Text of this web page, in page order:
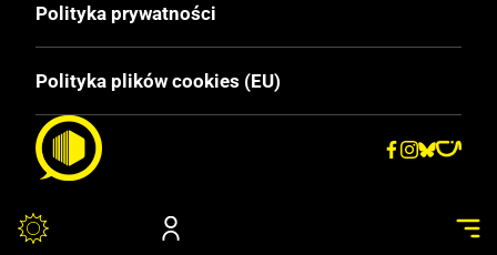
Polityka prywatności
Polityka plików cookies (EU)